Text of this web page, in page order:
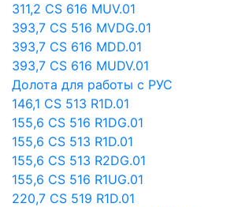
311,2 CS 616 MUV.01
393,7 CS 516 MVDG.01
393,7 CS 616 MDD.01
393,7 CS 616 MUDV.01
Долота для работы с РУС
146,1 CS 513 R1D.01
155,6 CS 516 R1DG.01
155,6 CS 513 R1D.01
155,6 CS 513 R2DG.01
155,6 CS 516 R1UG.01
220,7 CS 519 R1D.01